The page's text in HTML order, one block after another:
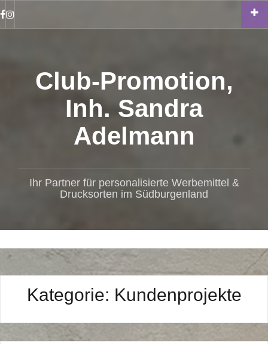
Inhalt
Club-Promotion,
Inh. Sandra
Adelmann
Ihr Partner für personalisierte Werbemittel &
Drucksorten im Südburgenland
Kategorie: Kundenprojekte